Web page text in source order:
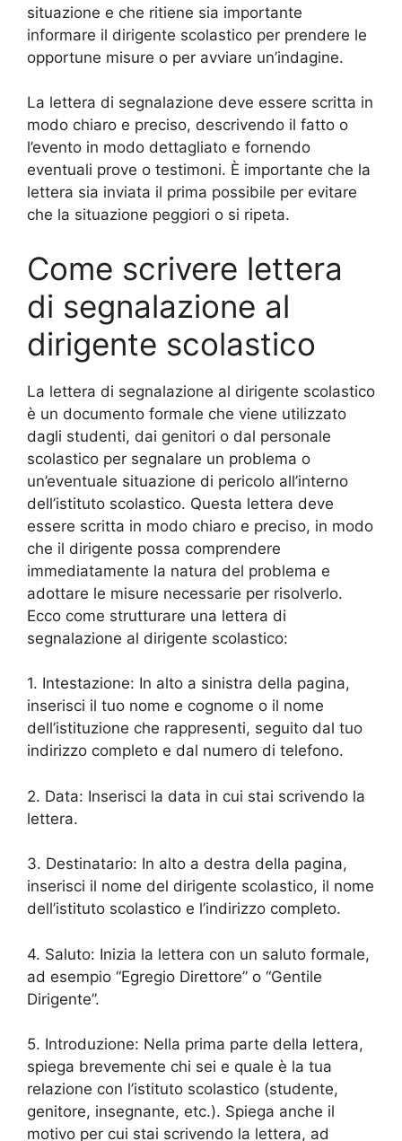
situazione e che ritiene sia importante
informare il dirigente scolastico per prendere le
opportune misure o per avviare un’indagine.
La lettera di segnalazione deve essere scritta in
modo chiaro e preciso, descrivendo il fatto o
l’evento in modo dettagliato e fornendo
eventuali prove o testimoni. È importante che la
lettera sia inviata il prima possibile per evitare
che la situazione peggiori o si ripeta.
Come scrivere lettera
di segnalazione al
dirigente scolastico
La lettera di segnalazione al dirigente scolastico
è un documento formale che viene utilizzato
dagli studenti, dai genitori o dal personale
scolastico per segnalare un problema o
un’eventuale situazione di pericolo all’interno
dell’istituto scolastico. Questa lettera deve
essere scritta in modo chiaro e preciso, in modo
che il dirigente possa comprendere
immediatamente la natura del problema e
adottare le misure necessarie per risolverlo.
Ecco come strutturare una lettera di
segnalazione al dirigente scolastico:
1. Intestazione: In alto a sinistra della pagina,
inserisci il tuo nome e cognome o il nome
dell’istituzione che rappresenti, seguito dal tuo
indirizzo completo e dal numero di telefono.
2. Data: Inserisci la data in cui stai scrivendo la
lettera.
3. Destinatario: In alto a destra della pagina,
inserisci il nome del dirigente scolastico, il nome
dell’istituto scolastico e l’indirizzo completo.
4. Saluto: Inizia la lettera con un saluto formale,
ad esempio “Egregio Direttore” o “Gentile
Dirigente”.
5. Introduzione: Nella prima parte della lettera,
spiega brevemente chi sei e quale è la tua
relazione con l’istituto scolastico (studente,
genitore, insegnante, etc.). Spiega anche il
motivo per cui stai scrivendo la lettera, ad